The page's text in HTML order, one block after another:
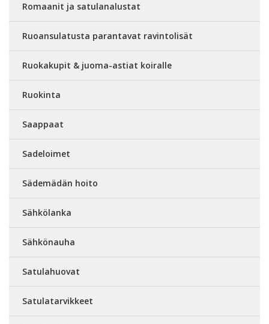
Romaanit ja satulanalustat
Ruoansulatusta parantavat ravintolisät
Ruokakupit & juoma-astiat koiralle
Ruokinta
Saappaat
Sadeloimet
Sädemädän hoito
Sähkölanka
Sähkönauha
Satulahuovat
Satulatarvikkeet